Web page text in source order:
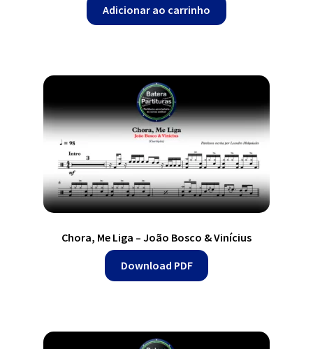
Adicionar ao carrinho
Chora, Me Liga – João Bosco & Vinícius
Download PDF